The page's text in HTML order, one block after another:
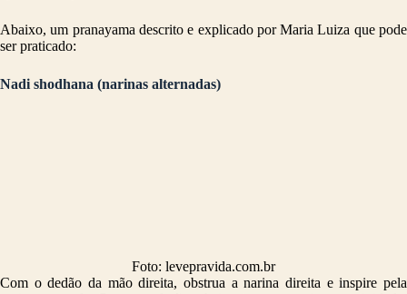
Abaixo, um pranayama descrito e explicado por Maria Luiza que pode
ser praticado:
Nadi shodhana (narinas alternadas)
Foto: levepravida.com.br
Com o dedão da mão direita, obstrua a narina direita e inspire pela